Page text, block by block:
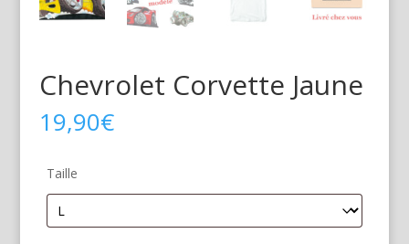
Chevrolet Corvette Jaune
19,90€
Taille